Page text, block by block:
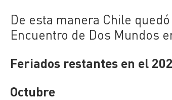
De esta manera Chile
Encuentro de Dos Mundos
Feriados restantes en el
Octubre